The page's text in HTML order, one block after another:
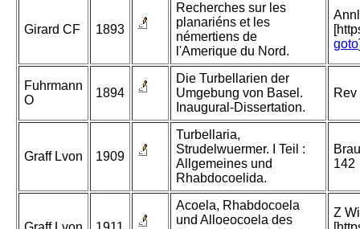
Girard CF 1893
Recherches sur les
planariéns et les
némertiens de
l'Amerique du Nord.
goto
Fuhrmann
O
1894
Die Turbellarien der
Umgebung von Basel.
Inaugural-Dissertation.
Graff Lvon 1909
Turbellaria,
Strudelwuermer. I Teil :
Allgemeines und
Rhabdocoelida.
142
Acoela, Rhabdocoela
und Alloeocoela des
Z